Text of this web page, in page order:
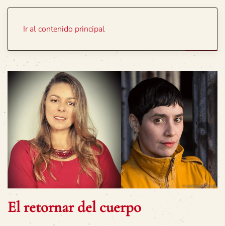
Ir al contenido principal
El retornar del cuerpo